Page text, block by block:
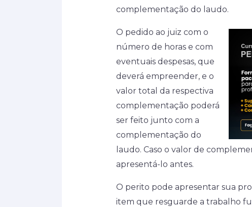
complementação do laudo.
O pedido ao juiz com o
número de horas e com
eventuais despesas, que
deverá empreender, e o
valor total da respectiva
complementação poderá
ser feito junto com a
complementação do
laudo. Caso o valor de
apresentá-lo antes.
O perito pode apresentar sua
item que resguarde a trabalho